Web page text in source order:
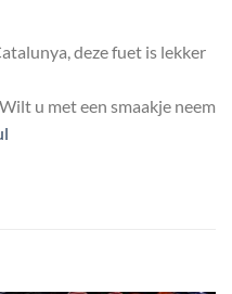
deze fuet is lekker
u met een smaakje neem